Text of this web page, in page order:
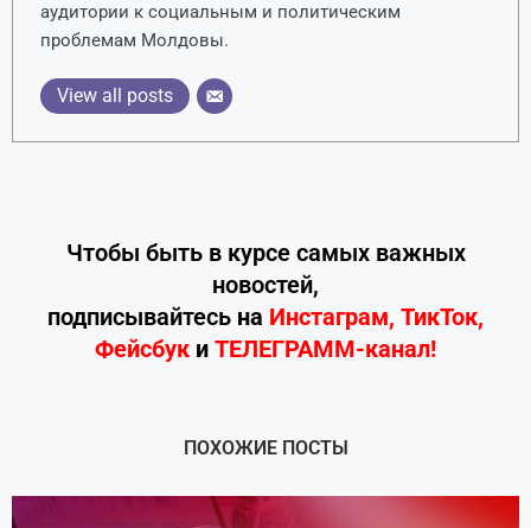
аудитории к социальным и политическим
проблемам Молдовы.
View all posts
Чтобы быть в курсе самых важных
новостей,
подписывайтесь на Инстаграм, ТикТок,
Фейсбук и ТЕЛЕГРАММ-канал!
ПОХОЖИЕ ПОСТЫ